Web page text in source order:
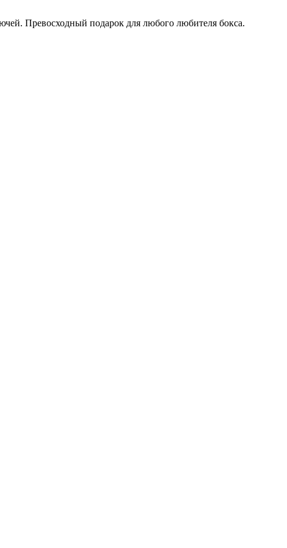
Превосходный подарок для любого любителя бокса.